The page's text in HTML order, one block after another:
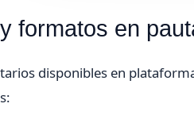
formatos en
disponibles en